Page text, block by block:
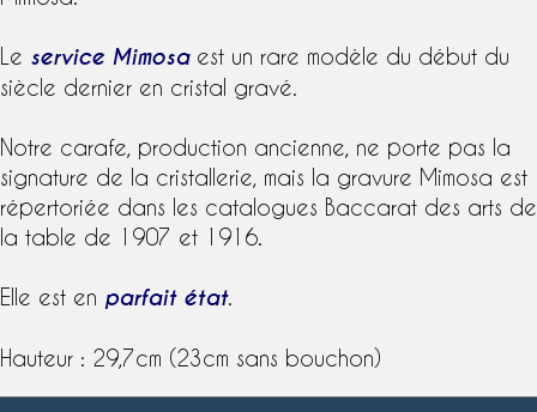
Le service Mimosaest un rare modèle du début du
siècle dernier en cristal gravé.
Notre carafe, production ancienne, ne porte pas la
signature de la cristallerie , mais la gravure Mimosa est
répertoriée dans les catalogues Baccarat des arts de
la table de 1907 et 1916.
Elle est en parfait état.
Hauteur : 29,7cm (23cm sans bouchon)